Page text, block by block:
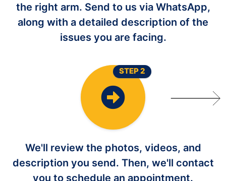
the right arm. Send to us via WhatsApp,
along with a detailed description of the
issues you are facing.
We'll review the photos, videos, and
description you send. Then, we'll contact
you to schedule an appointment.
STEP 2